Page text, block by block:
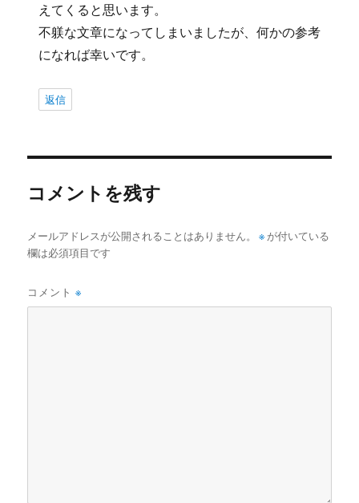
えてくると思います。
不躾な文章になってしまいましたが、何かの参考
になれば幸いです。
返信
コメントを残す
メールアドレスが公開されることはありません。 ※ が付いている
欄は必須項目です
コメント※